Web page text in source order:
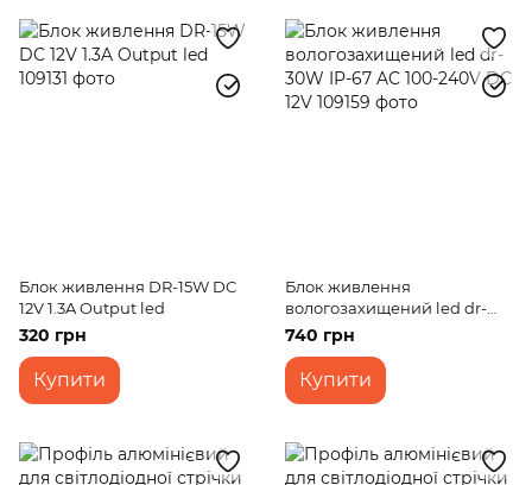
Блок живлення DR-15W DC
12V 1.3A Output led
320 грн
Купити
Блок живлення
вологозахищений led dr-
30W IP-67 AC 100-240V DC
740 грн
Купити